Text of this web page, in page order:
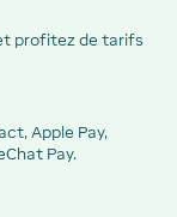
profitez de tarifs
Apple Pay,
Pay.